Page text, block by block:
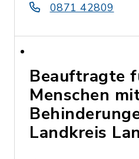
0871 42809
Beauftragte
Menschen
Landkreis